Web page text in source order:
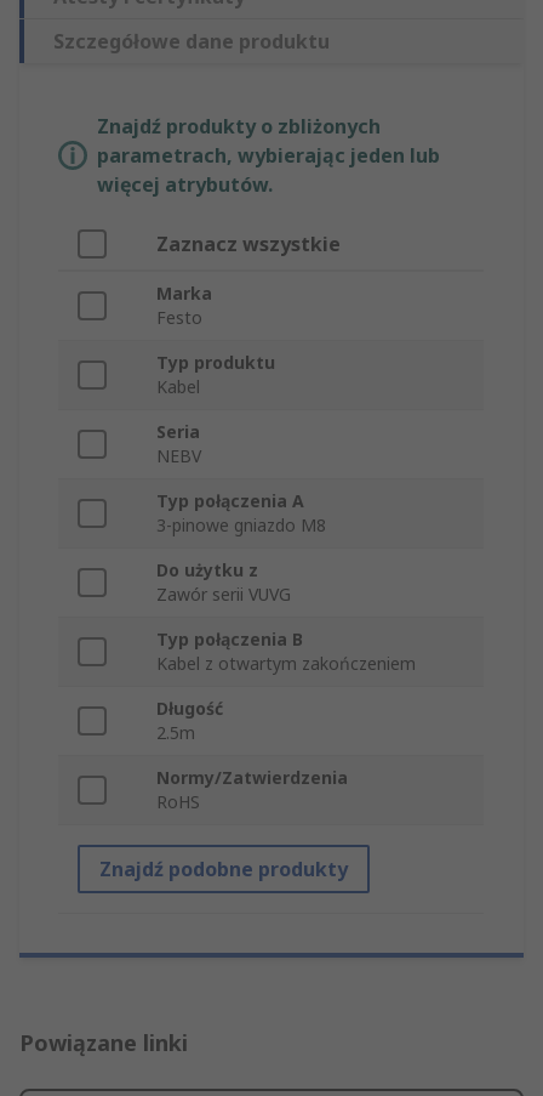
Szczegółowe dane produktu
Znajdź produkty o zbliżonych
parametrach, wybierając jeden lub
więcej atrybutów.
Zaznacz wszystkie
Marka
Festo
Typ produktu
Kabel
Seria
NEBV
Typ połączenia A
3-pinowe gniazdo M8
Do użytku z
Zawór serii VUVG
Typ połączenia B
Kabel z otwartym zakończeniem
Długość
2.5m
Normy/Zatwierdzenia
RoHS
Znajdź podobne produkty
Powiązane linki